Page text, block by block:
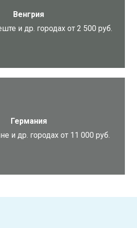
Венгрия
и др. городах от 2 500 руб.
Германия
и др. городах от 11 000 руб.